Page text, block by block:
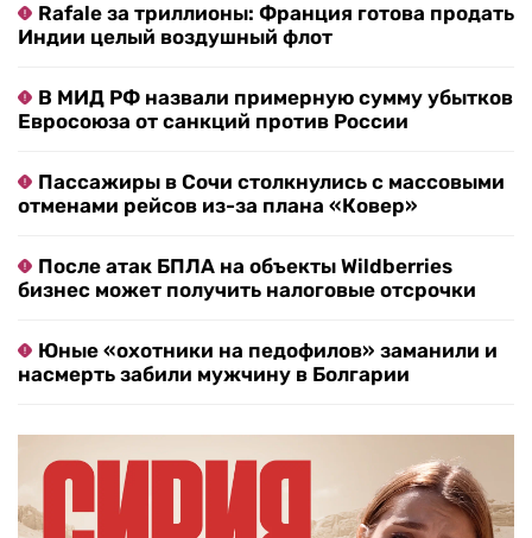
Rafale за триллионы: Франция готова продать
Индии целый воздушный флот
В МИД РФ назвали примерную сумму убытков
Евросоюза от санкций против России
Пассажиры в Сочи столкнулись с массовыми
отменами рейсов из-за плана «Ковер»
После атак БПЛА на объекты Wildberries
бизнес может получить налоговые отсрочки
Юные «охотники на педофилов» заманили и
насмерть забили мужчину в Болгарии